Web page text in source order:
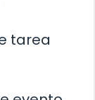
tarea